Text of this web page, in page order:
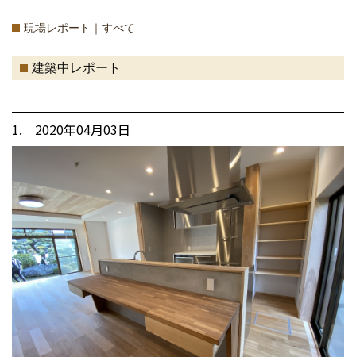
現場レポート｜すべて
建築中レポート
1. 2020年04月03日